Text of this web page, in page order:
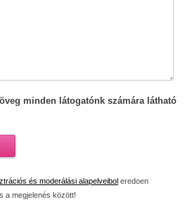
minden látogatónk számára látható
és moderálási alapelveibol eredoen
a megjelenés között!